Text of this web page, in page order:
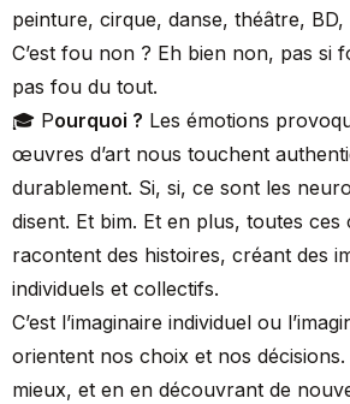
peinture, cirque, danse, théâtre,
C’est fou non ? Eh bien non, pas si
pas fou du tout.
🎓 Pourquoi ? Les émotions
œuvres d’art nous touchent
durablement. Si, si, ce sont les
disent. Et bim. Et en plus, toutes
racontent des histoires, créant des
individuels et collectifs.
C’est l’imaginaire individuel ou
orientent nos choix et nos
mieux, et en en découvrant de